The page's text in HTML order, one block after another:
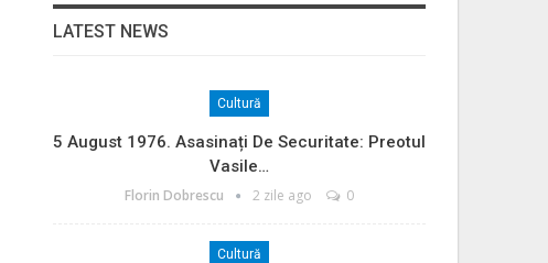
LATEST NEWS
Cultură
5 August 1976. Asasinați De Securitate: Preotul
Vasile…
Florin Dobrescu 2 zile ago 0
Cultură